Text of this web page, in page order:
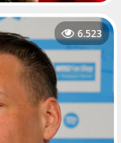
6.523